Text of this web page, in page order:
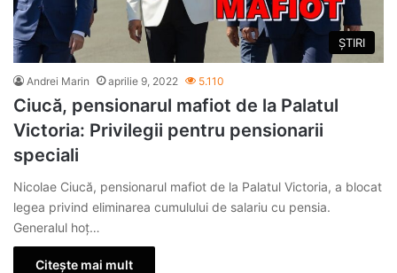
ȘTIRI
Andrei Marin aprilie 9, 2022 5.110
Ciucă, pensionarul mafiot de la Palatul
Victoria: Privilegii pentru pensionarii
speciali
Nicolae Ciucă, pensionarul mafiot de la Palatul Victoria, a blocat
legea privind eliminarea cumulului de salariu cu pensia.
Generalul hoț…
Citește mai mult